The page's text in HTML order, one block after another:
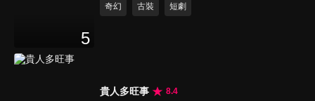
5
奇幻
古裝 短劇
貴人多旺事
8.4